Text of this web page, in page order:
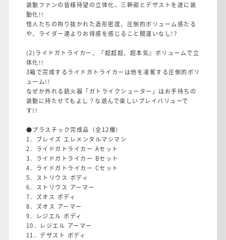
装動ファンの皆様待望の立体化、三幹部とデザストを遂に装
動化!!
怪人たちの拘り抜かれた造形密度、圧倒的ボリューム感たる
や、ライダー達よりお得感を感じること間違いなし!?
(2)ライドガトライカー、『超超超、超本気』ボリュームで立
体化!!
3箱で完成するライドガトライカーは他を凌駕する圧倒的ボリ
ューム!!
なぜか外れる銃火器「ガトライクシューター」はお手持ちの
装動に持たせてもよし？な遊んで楽しいプレイバリューで
す!!
●プラスチック完成品（全12種）
1．ブレイズ エレメンタルマシマシ
2．ライドガトライカー Aセット
3．ライドガトライカー Bセット
4．ライドガトライカー Cセット
5．ストリウス ボディ
6．ストリウス アーマー
7．ズオス ボディ
8．ズオス アーマー
9．レジエル ボディ
10．レジエル アーマー
11．デザスト ボディ